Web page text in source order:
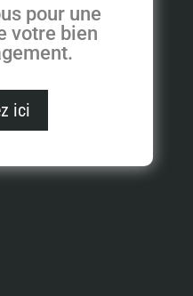
pour une
votre bien
ici